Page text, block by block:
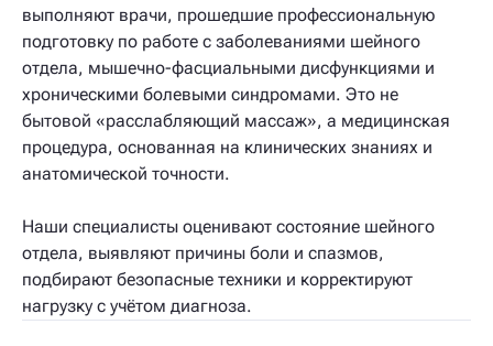
выполняют врачи, прошедшие профессиональную
подготовку по работе с заболеваниями шейного
отдела, мышечно-фасциальными дисфункциями и
хроническими болевыми синдромами. Это не
бытовой «расслабляющий массаж», а медицинская
процедура, основанная на клинических знаниях и
анатомической точности.
Наши специалисты оценивают состояние шейного
отдела, выявляют причины боли и спазмов,
подбирают безопасные техники и корректируют
нагрузку с учётом диагноза.